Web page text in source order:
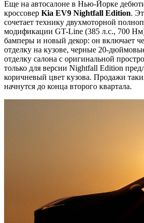
Еще на автосалоне в Нью-Йорке
кроссовер Kia EV9 Nightfall Edition.
сочетает технику двухмоторной
модификации GT-Line (385 л.с., 700
бамперы и новый декор: он включает
отделку на кузове, черные 20-
отделку салона с оригинальной
только для версии Nightfall Edition
коричневый цвет кузова. Продажи
начнутся до конца второго квартала.